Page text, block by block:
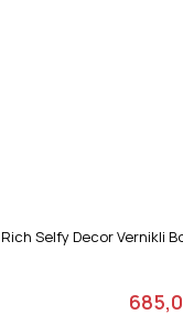
Rich Selfy Decor Vernikli